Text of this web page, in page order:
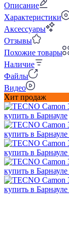
Описание
Характеристики
Аксессуары
Отзывы
Похожие товары
Наличие
Файлы
Видео
Хит продаж